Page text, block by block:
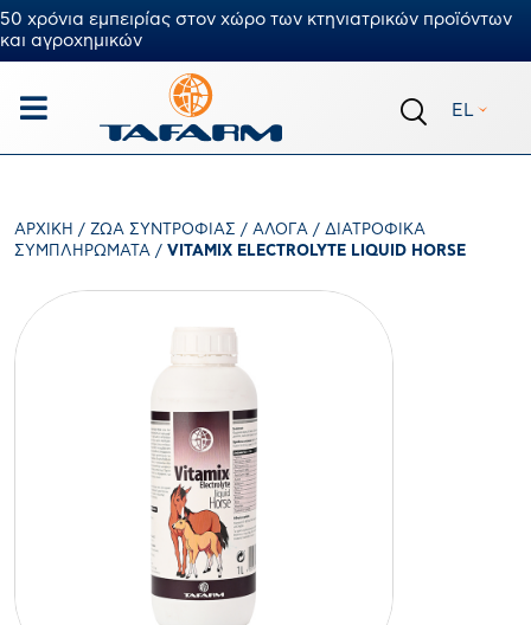
50 χρόνια εμπειρίας στον χώρο των κτηνιατρικών προϊόντων
και αγροχημικών
EL
ΑΡΧΙΚΉ / ΖΏΑ ΣΥΝΤΡΟΦΙΆΣ / ΆΛΟΓΑ / ΔΙΑΤΡΟΦΙΚΆ
ΣΥΜΠΛΗΡΏΜΑΤΑ / VITAMIX ELECTROLYTE LIQUID HORSE